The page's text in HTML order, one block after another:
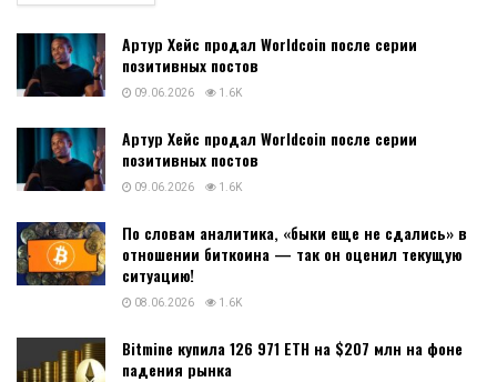
Артур Хейс продал Worldcoin после серии
позитивных постов
09.06.2026 1.6K
Артур Хейс продал Worldcoin после серии
позитивных постов
09.06.2026 1.6K
По словам аналитика, «быки еще не сдались» в
отношении биткоина — так он оценил текущую
ситуацию!
08.06.2026 1.6K
Bitmine купила 126 971 ETH на $207 млн на фоне
падения рынка